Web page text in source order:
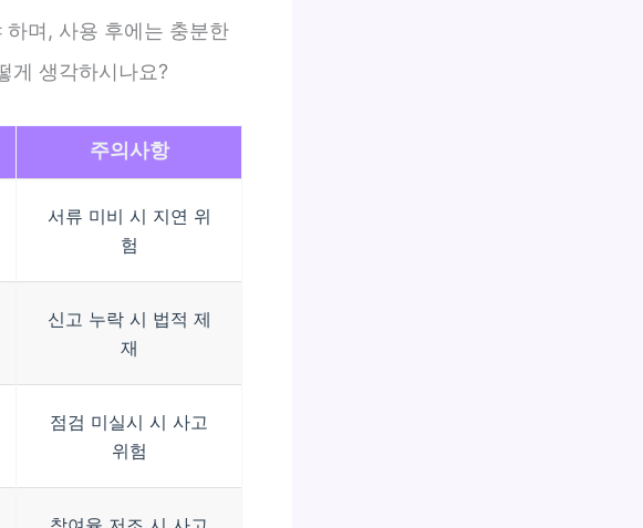
며, 사용 후에는 충분한
게 생각하시나요?
주의사항
서류 미비 시 지연 위
험
신고 누락 시 법적 제
재
점검 미실시 시 사고
위험